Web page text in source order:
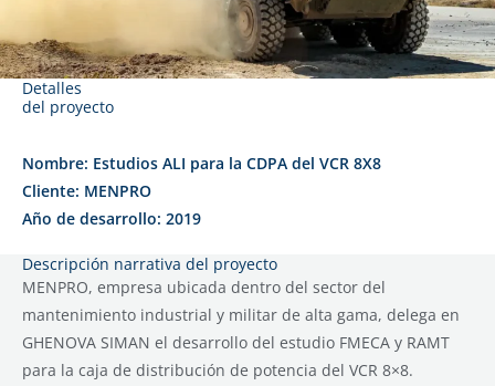
Detalles
del proyecto
Nombre: Estudios ALI para la CDPA del VCR 8X8
Cliente: MENPRO
Año de desarrollo: 2019
Descripción narrativa del proyecto
MENPRO, empresa ubicada dentro del sector del
mantenimiento industrial y militar de alta gama, delega en
GHENOVA SIMAN el desarrollo del estudio FMECA y RAMT
para la caja de distribución de potencia del VCR 8×8.